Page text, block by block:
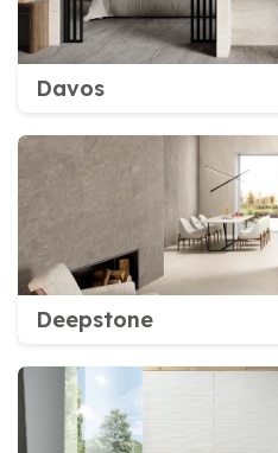
Davos
Deepstone